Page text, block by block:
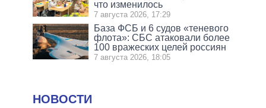
что изменилось
7 августа 2026, 17:29
База ФСБ и 6 судов «теневого
флота»: СБС атаковали более
100 вражеских целей россиян
7 августа 2026, 18:05
НОВОСТИ